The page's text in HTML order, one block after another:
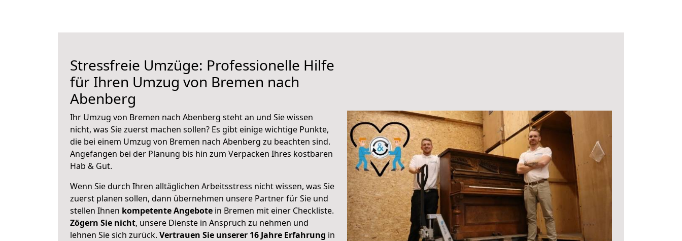
Stressfreie Umzüge: Professionelle Hilfe
für Ihren Umzug von Bremen nach
Abenberg
Ihr Umzug von Bremen nach Abenberg steht an und Sie wissen
nicht, was Sie zuerst machen sollen? Es gibt einige wichtige Punkte,
die bei einem Umzug von Bremen nach Abenberg zu beachten sind.
Angefangen bei der Planung bis hin zum Verpacken Ihres kostbaren
Hab & Gut.
Wenn Sie durch Ihren alltäglichen Arbeitsstress nicht wissen, was Sie
zuerst planen sollen, dann übernehmen unsere Partner für Sie und
stellen Ihnen kompetente Angebote in Bremen mit einer Checkliste.
Zögern Sie nicht, unsere Dienste in Anspruch zu nehmen und
lehnen Sie sich zurück. Vertrauen Sie unserer 16 Jahre Erfahrung in